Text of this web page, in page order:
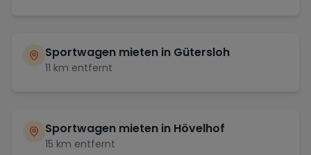
Sportwagen mieten in Gütersloh
11 km entfernt
Sportwagen mieten in Hövelhof
15 km entfernt